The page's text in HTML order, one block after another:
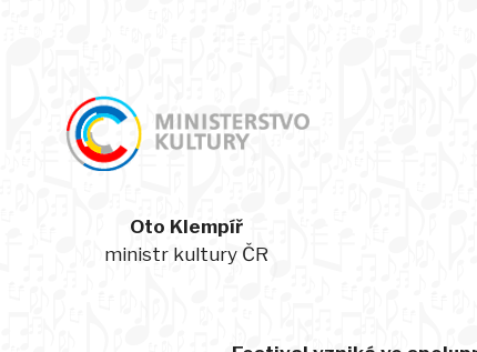
Oto Klempíř
ministr kultury ČR